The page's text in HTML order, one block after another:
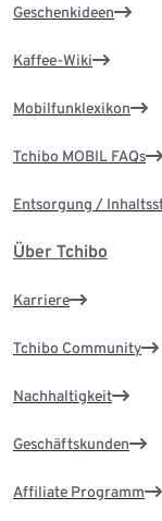
Geschenkideen
Kaffee-Wiki
Mobilfunklexikon
Tchibo MOBIL FAQs
Entsorgung /
Über Tchibo
Karriere
Tchibo Community
Nachhaltigkeit
Geschäftskunden
Affiliate Programm